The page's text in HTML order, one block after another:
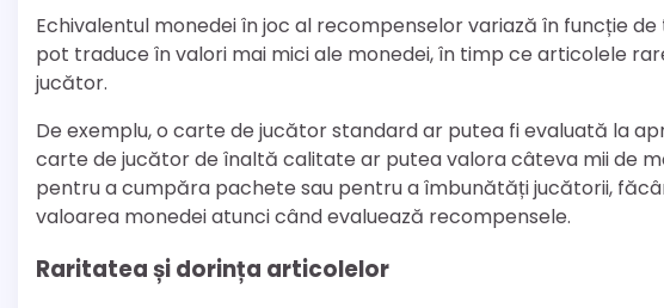
Echivalentul monedei în joc al recompenselor variază în funcție
pot traduce în valori mai mici ale monedei, în timp ce articolele
jucător.
De exemplu, o carte de jucător standard ar putea fi evaluată la
carte de jucător de înaltă calitate ar putea valora câteva mii de
pentru a cumpăra pachete sau pentru a îmbunătăți jucătorii,
valoarea monedei atunci când evaluează recompensele.
Raritatea și dorința articolelor